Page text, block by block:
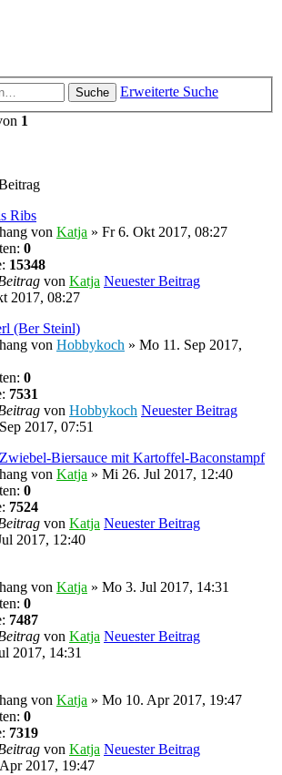
Suche
Erweiterte Suche
1
Ribs
von Katja » Fr 6. Okt 2017, 08:27
0
15348
von Katja Neuester Beitrag
2017, 08:27
(Ber Steinl)
von Hobbykoch » Mo 11. Sep 2017,
0
7531
von Hobbykoch Neuester Beitrag
2017, 07:51
Biersauce mit Kartoffel-Baconstampf
von Katja » Mi 26. Jul 2017, 12:40
0
7524
von Katja Neuester Beitrag
2017, 12:40
von Katja » Mo 3. Jul 2017, 14:31
0
7487
von Katja Neuester Beitrag
2017, 14:31
von Katja » Mo 10. Apr 2017, 19:47
0
7319
von Katja Neuester Beitrag
2017, 19:47